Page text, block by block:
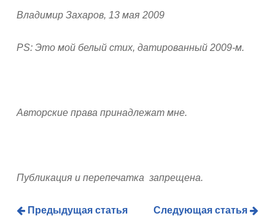
Владимир Захаров, 13 мая 2009
PS: Это мой белый стих, датированный 2009-м.
Авторские права принадлежат мне.
Публикация и перепечатка запрещена.
Предыдущая статья Следующая статья